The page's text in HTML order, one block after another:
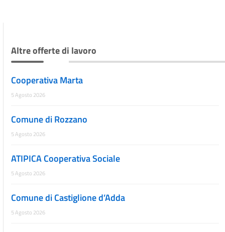
Altre offerte di lavoro
Cooperativa Marta
5 Agosto 2026
Comune di Rozzano
5 Agosto 2026
ATIPICA Cooperativa Sociale
5 Agosto 2026
Comune di Castiglione d’Adda
5 Agosto 2026